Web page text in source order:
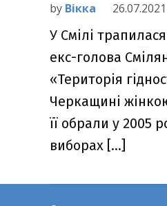
by Вікка 26.07.2021
У Смілі
екс-голова
«Територія
Черкащині
її обрали у 2005
виборах […]